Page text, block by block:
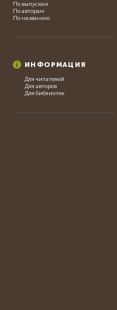
По выпускам
По авторам
По названию
ИНФОРМАЦИЯ
Для читателей
Для авторов
Для библиотек